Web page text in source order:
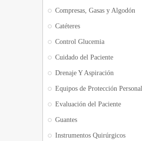
Compresas, Gasas y Algodón
Catéteres
Control Glucemia
Cuidado del Paciente
Drenaje Y Aspiración
Equipos de Protección Personal
Evaluación del Paciente
Guantes
Instrumentos Quirúrgicos